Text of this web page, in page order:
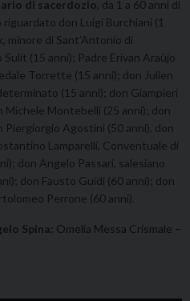
di sacerdozio , da 1 a 60 anni di
don Luigi Burchiani (1
minore di Sant’Antonio di
(15 anni); Padre Erivan Araùjo
Torrette (15 anni); don Julien
(15 anni); don Giampieri
Michele Montebelli (25 anni); don
Piergiorgio Agostini (50 anni), don
Lamparelli, Conventuale di
don Angelo Passari, salesiano
don Fausto Guidi (60 anni); don
Perrone (60 anni).
Spina: Omelia Messa Crismale –